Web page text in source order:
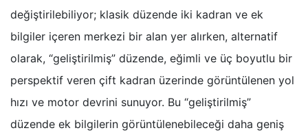
değiştirilebiliyor; klasik düzende iki kadran ve ek
bilgiler içeren merkezi bir alan yer alırken, alternatif
olarak, “geliştirilmiş” düzende, eğimli ve üç boyutlu bir
perspektif veren çift kadran üzerinde görüntülenen yol
hızı ve motor devrini sunuyor. Bu “geliştirilmiş”
düzende ek bilgilerin görüntülenebileceği daha geniş